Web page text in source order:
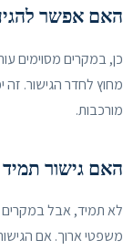
האם אפשר
כן, במקרים מסוימים
מחוץ לחדר הגישור. זה
מורכבות.
האם גישור תמיד
לא תמיד, אבל במקרים
משפטי ארוך. אם הגישור